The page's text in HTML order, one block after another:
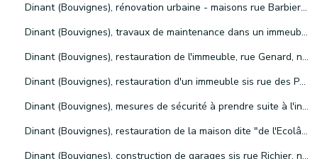
Dinant (Bouvignes), rénovation urbaine - maisons rue Barbier, n°3-5, et rue Richier, n°10-14
Dinant (Bouvignes), travaux de maintenance dans un immeuble sis rue du Fourneau, n°7
Dinant (Bouvignes), restauration de l'immeuble, rue Genard, n°12
Dinant (Bouvignes), restauration d'un immeuble sis rue des Potiers, n°12
Dinant (Bouvignes), mesures de sécurité à prendre suite à l'incendie d'un immeuble sis rue Richier, n°22
Dinant (Bouvignes), restauration de la maison dite "de l'Ecolâtre" ou "du Marguillier"
Dinant (Bouvignes), construction de garages sis rue Richier, n°50